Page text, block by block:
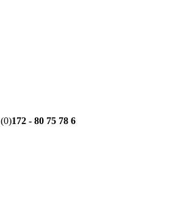
(0)172 - 80 75 78 6